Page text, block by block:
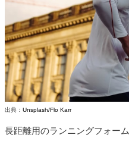
出典： Unsplash/Flo Karr
長距離用のランニングフォー